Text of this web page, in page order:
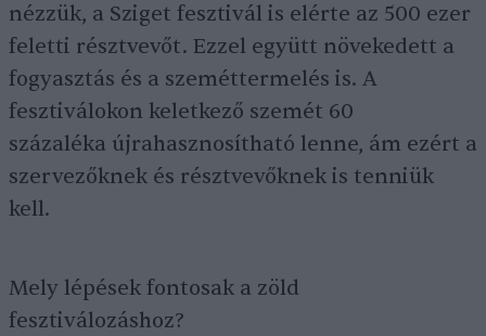
nézzük, a Sziget fesztivál is elérte az 500 ezer
feletti résztvevőt. Ezzel együtt növekedett a
fogyasztás és a szeméttermelés is. A
fesztiválokon keletkező szemét 60
százaléka újrahasznosítható lenne, ám ezért a
szervezőknek és résztvevőknek is tenniük
kell.
Mely lépések fontosak a zöld
fesztiválozáshoz?